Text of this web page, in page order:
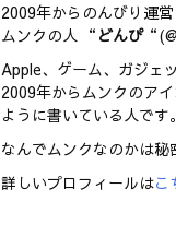
2009年からのんびり運営
ムンクの人 “ どんぴ
Apple、ゲーム、ガジェ
2009年からムンクのア
ように書いている人です。
なんでムンクなのかは秘
詳しいプロフィールはこ